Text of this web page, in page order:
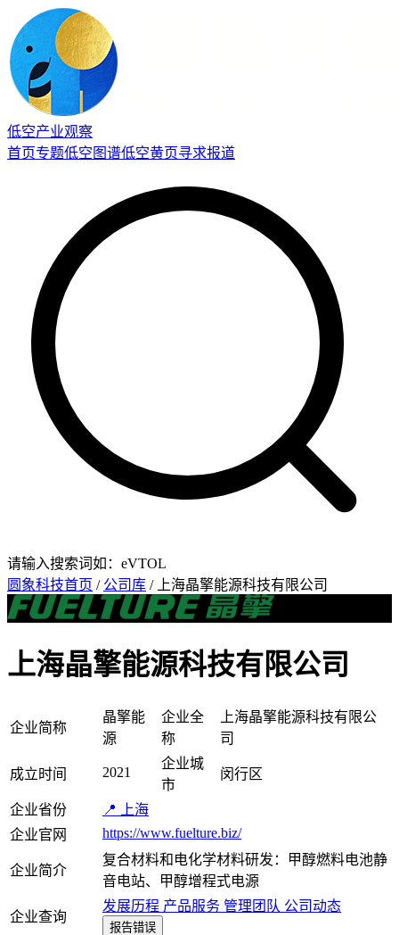
低空产业观察
首页专题低空图谱低空黄页寻求报道
请输入搜索词如：eVTOL
圆象科技首页 / 公司库 / 上海晶擎能源科技有限公司
上海晶擎能源科技有限公司
企业简称
晶擎能
源
企业全
称
上海晶擎能源科技有限公
司
成立时间 2021
企业城
市
闵行区
企业省份
📍 上海
企业官网
https://www.fuelture.biz/
企业简介
复合材料和电化学材料研发：甲醇燃料电池静
音电站、甲醇增程式电源
企业查询
发展历程 产品服务 管理团队 公司动态
报告错误